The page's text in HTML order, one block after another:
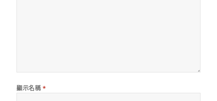
顯示名稱 *